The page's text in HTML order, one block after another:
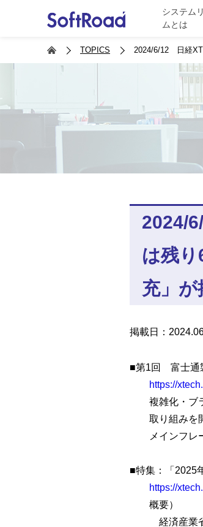
システム
ムとは
TOPICS 2024/6/12 日経
2024/
は残
充」が
掲載日：
■第1回 富士通
https://
複雑化・ブラ
取り組みを開
メインフレー
■特集：「2025
https://
概要）
経済産業省が